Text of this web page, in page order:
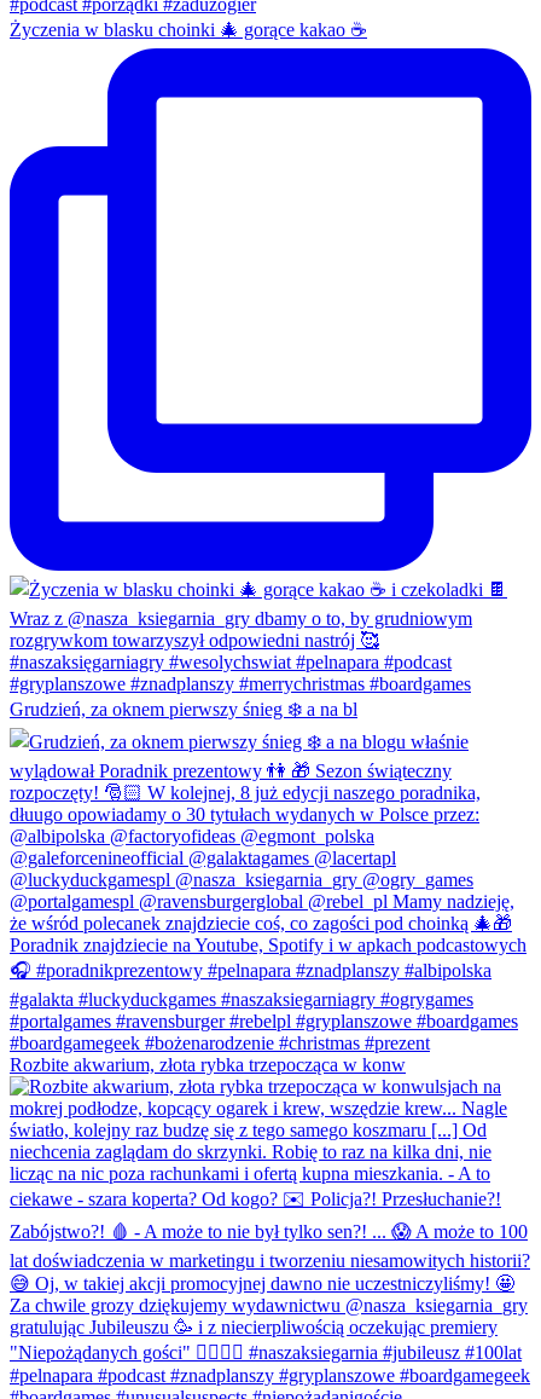
Życzenia w blasku choinki 🎄 gorące kakao ☕
Grudzień, za oknem pierwszy śnieg ❄️ a na bl
Rozbite akwarium, złota rybka trzepocząca w konw